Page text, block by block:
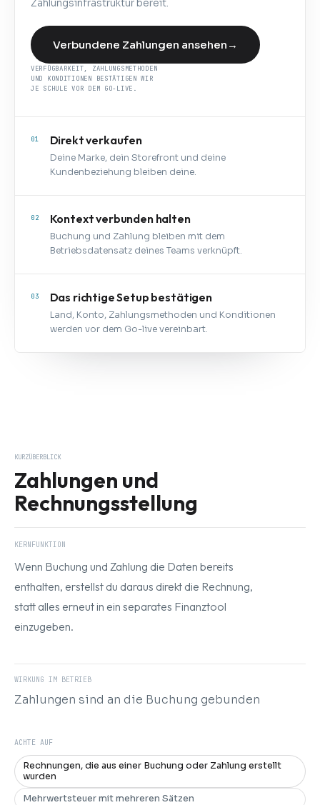
Zahlungsinfrastruktur bereit.
Verbundene Zahlungen ansehen →
VERFÜGBARKEIT, ZAHLUNGSMETHODEN
UND KONDITIONEN BESTÄTIGEN WIR
JE SCHULE VOR DEM GO-LIVE.
01 Direkt verkaufen
Deine Marke, dein Storefront und deine
Kundenbeziehung bleiben deine.
02 Kontext verbunden halten
Buchung und Zahlung bleiben mit dem
Betriebsdatensatz deines Teams verknüpft.
03 Das richtige Setup bestätigen
Land, Konto, Zahlungsmethoden und Konditionen
werden vor dem Go-live vereinbart.
KURZÜBERBLICK
Zahlungen und
Rechnungsstellung
KERNFUNKTION
Wenn Buchung und Zahlung die Daten bereits
enthalten, erstellst du daraus direkt die Rechnung,
statt alles erneut in ein separates Finanztool
einzugeben.
WIRKUNG IM BETRIEB
Zahlungen sind an die Buchung gebunden
ACHTE AUF
Rechnungen, die aus einer Buchung oder Zahlung erstellt
wurden
Mehrwertsteuer mit mehreren Sätzen